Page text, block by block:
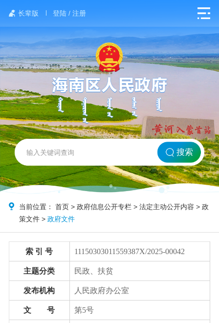
长辈版 登陆 / 注册
网站首页
北方海南
政务要闻
政务公开
政务服务
搜索
当前位置：首页 >政府信息公开专栏 >法定主动公开内容 >政
策文件 >政府文件
索 引 号 11150303011559387X/2025-00042
主题分类 民政、扶贫
发布机构 人民政府办公室
文 号 第5号